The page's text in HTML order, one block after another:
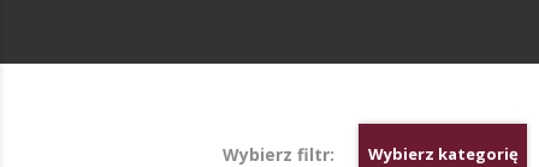
Wybierz filtr: Wybierz kategorię